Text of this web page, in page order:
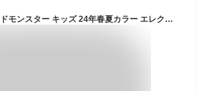
[プーマ] 運動靴 スピードモンスター キッズ 24年春夏カラー エレクトロ パープル/プーマ ホワイト(05) 23.5 cm